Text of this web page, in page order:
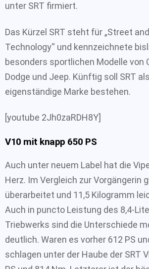
unter SRT firmiert.
Das Kürzel SRT steht für „Street
Technology“ und kennzeichnete
besonders sportlichen Modelle von
Dodge und Jeep. Künftig soll SRT als
eigenständige Marke bestehen.
[youtube 2Jh0zaRDH8Y]
V10 mit knapp 650 PS
Auch unter neuem Label hat die
Herz. Im Vergleich zur Vorgängerin
überarbeitet und 11,5 Kilogramm
Auch in puncto Leistung des 8,4-
Triebwerks sind die Unterschiede
deutlich. Waren es vorher 612 PS
schlagen unter der Haube der SRT